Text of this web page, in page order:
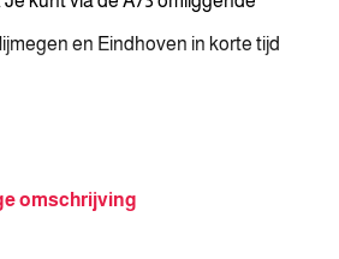
en Eindhoven in korte tijd
omschrijving